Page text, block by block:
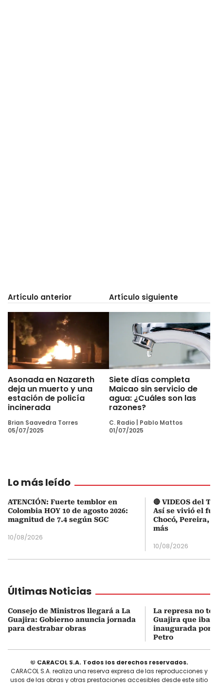
Artículo anterior
Asonada en Nazareth
deja un muerto y una
estación de policía
incinerada
Brian Saavedra Torres
05/07/2025
Artículo siguiente
Siete días completa
Maicao sin servicio de
agua: ¿Cuáles son las
razones?
C. Radio
Pablo Mattos
01/07/2025
Lo más leído
ATENCIÓN: Fuerte temblor en
Colombia HOY 10 de agosto 2026:
magnitud de 7.4 según SGC
10/08/2026
🔴 VIDEOS del
Así se vivió el
Chocó, Pereira,
más
10/08/2026
Últimas Noticias
Consejo de Ministros llegará a La
Guajira: Gobierno anuncia jornada
para destrabar obras
La represa no
Guajira que iba a
inaugurada por
Petro
© CARACOL S.A. Todos los derechos reservados.
CARACOL S.A. realiza una reserva expresa de las reproducciones y
usos de las obras y otras prestaciones accesibles desde este sitio